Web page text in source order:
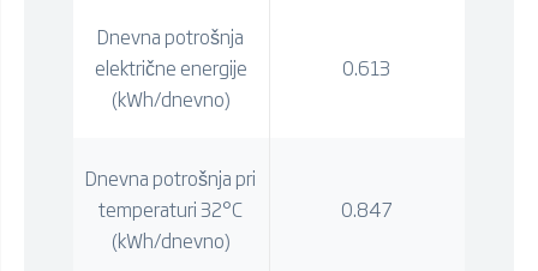
Dnevna potrošnja
električne energije
(kWh/dnevno)
0.613
Dnevna potrošnja pri
temperaturi 32°C
(kWh/dnevno)
0.847